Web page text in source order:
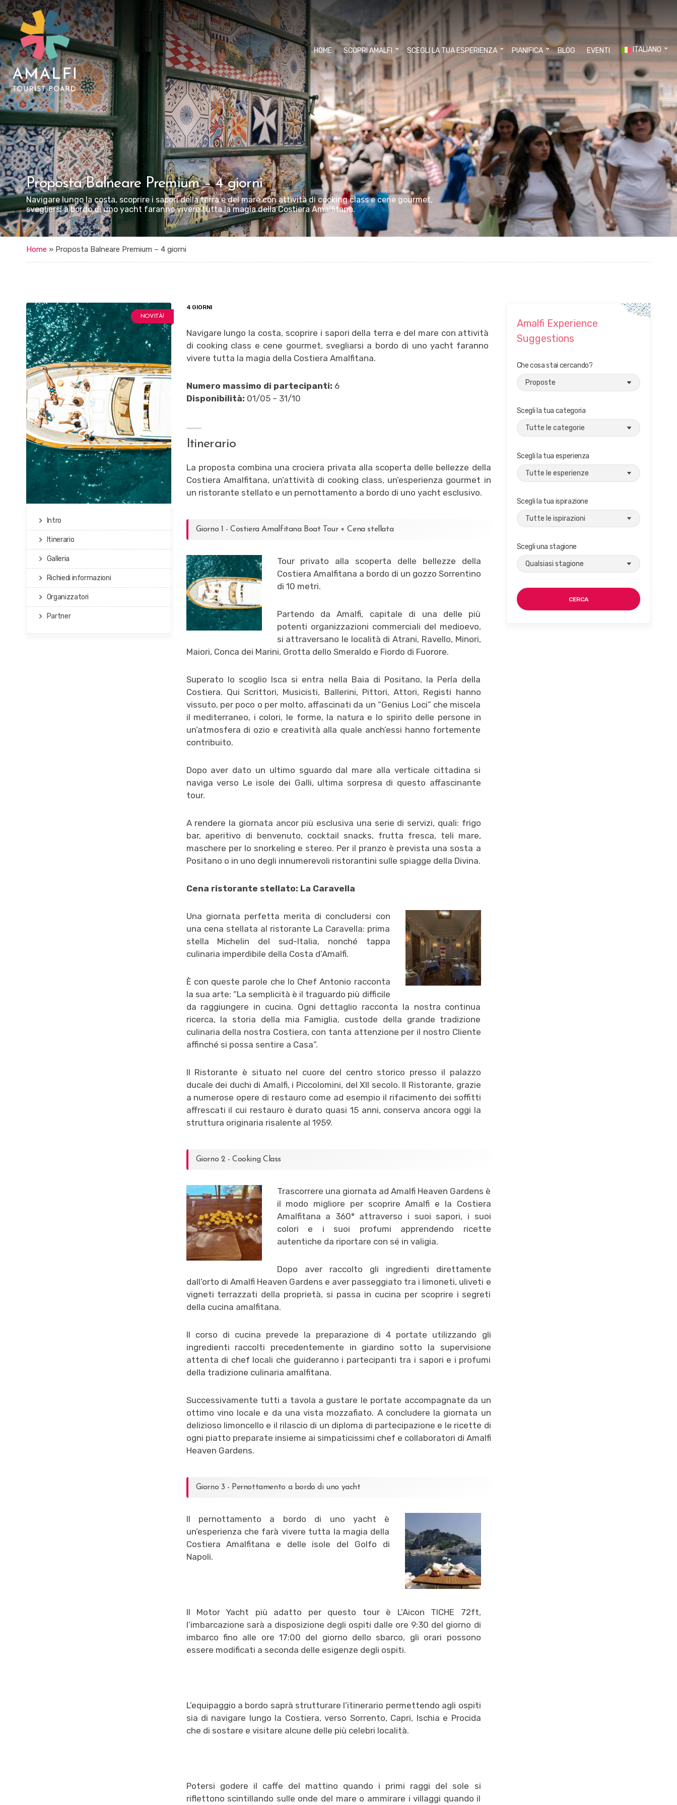
HOME SCOPRI AMALFI SCEGLI LA TUA ESPERIENZA PIANIFICA BLOG EVENTI ITALIANO
Proposta Balneare Premium – 4 giorni
Navigare lungo la costa, scoprire i sapori della terra e del mare con attività di cooking class e cene gourmet,
svegliarsi a bordo di uno yacht faranno vivere tutta la magia della Costiera Amalfitana.
Home » Proposta Balneare Premium – 4 giorni
NOVITÀ!
Intro
Itinerario
Galleria
Richiedi informazioni
Organizzatori
Partner
4 GIORNI
Navigare lungo la costa, scoprire i sapori della terra e del mare con attività
di cooking class e cene gourmet, svegliarsi a bordo di uno yacht faranno
vivere tutta la magia della Costiera Amalfitana.
Numero massimo di partecipanti: 6
Disponibilità: 01/05 – 31/10
Itinerario
La proposta combina una crociera privata alla scoperta delle bellezze della
Costiera Amalfitana, un’attività di cooking class, un’esperienza gourmet in
un ristorante stellato e un pernottamento a bordo di uno yacht esclusivo.
Giorno 1 - Costiera Amalfitana Boat Tour + Cena stellata
Tour privato alla scoperta delle bellezze della
Costiera Amalfitana a bordo di un gozzo Sorrentino
di 10 metri.
Partendo da Amalfi, capitale di una delle più
potenti organizzazioni commerciali del medioevo,
si attraversano le località di Atrani, Ravello, Minori,
Maiori, Conca dei Marini, Grotta dello Smeraldo e Fiordo di Fuorore.
Superato lo scoglio Isca si entra nella Baia di Positano, la Perla della
Costiera. Qui Scrittori, Musicisti, Ballerini, Pittori, Attori, Registi hanno
vissuto, per poco o per molto, affascinati da un “Genius Loci” che miscela
il mediterraneo, i colori, le forme, la natura e lo spirito delle persone in
un’atmosfera di ozio e creatività alla quale anch’essi hanno fortemente
contribuito.
Dopo aver dato un ultimo sguardo dal mare alla verticale cittadina si
naviga verso Le isole dei Galli, ultima sorpresa di questo affascinante
tour.
A rendere la giornata ancor più esclusiva una serie di servizi, quali: frigo
bar, aperitivo di benvenuto, cocktail snacks, frutta fresca, teli mare,
maschere per lo snorkeling e stereo. Per il pranzo è prevista una sosta a
Positano o in uno degli innumerevoli ristorantini sulle spiagge della Divina.
Cena ristorante stellato: La Caravella
Una giornata perfetta merita di concludersi con
una cena stellata al ristorante La Caravella: prima
stella Michelin del sud-Italia, nonché tappa
culinaria imperdibile della Costa d’Amalfi.
È con queste parole che lo Chef Antonio racconta
la sua arte: “La semplicità è il traguardo più difficile
da raggiungere in cucina. Ogni dettaglio racconta la nostra continua
ricerca, la storia della mia Famiglia, custode della grande tradizione
culinaria della nostra Costiera, con tanta attenzione per il nostro Cliente
affinché si possa sentire a Casa”.
Il Ristorante è situato nel cuore del centro storico presso il palazzo
ducale dei duchi di Amalfi, i Piccolomini, del XII secolo. Il Ristorante, grazie
a numerose opere di restauro come ad esempio il rifacimento dei soffitti
affrescati il cui restauro è durato quasi 15 anni, conserva ancora oggi la
struttura originaria risalente al 1959.
Giorno 2 - Cooking Class
Trascorrere una giornata ad Amalfi Heaven Gardens è
il modo migliore per scoprire Amalfi e la Costiera
Amalfitana a 360° attraverso i suoi sapori, i suoi
colori e i suoi profumi apprendendo ricette
autentiche da riportare con sé in valigia.
Dopo aver raccolto gli ingredienti direttamente
dall’orto di Amalfi Heaven Gardens e aver passeggiato tra i limoneti, uliveti e
vigneti terrazzati della proprietà, si passa in cucina per scoprire i segreti
della cucina amalfitana.
Il corso di cucina prevede la preparazione di 4 portate utilizzando gli
ingredienti raccolti precedentemente in giardino sotto la supervisione
attenta di chef locali che guideranno i partecipanti tra i sapori e i profumi
della tradizione culinaria amalfitana.
Successivamente tutti a tavola a gustare le portate accompagnate da un
ottimo vino locale e da una vista mozzafiato. A concludere la giornata un
delizioso limoncello e il rilascio di un diploma di partecipazione e le ricette di
ogni piatto preparate insieme ai simpaticissimi chef e collaboratori di Amalfi
Heaven Gardens.
Giorno 3 - Pernottamento a bordo di uno yacht
Il pernottamento a bordo di uno yacht è
un’esperienza che farà vivere tutta la magia della
Costiera Amalfitana e delle isole del Golfo di
Napoli.
Il Motor Yacht più adatto per questo tour è L’Aicon TICHE 72ft,
l’imbarcazione sarà a disposizione degli ospiti dalle ore 9:30 del giorno di
imbarco fino alle ore 17:00 del giorno dello sbarco, gli orari possono
essere modificati a seconda delle esigenze degli ospiti.
L’equipaggio a bordo saprà strutturare l’itinerario permettendo agli ospiti
sia di navigare lungo la Costiera, verso Sorrento, Capri, Ischia e Procida
che di sostare e visitare alcune delle più celebri località.
Potersi godere il caffe del mattino quando i primi raggi del sole si
riflettono scintillando sulle onde del mare o ammirare i villaggi quando il
Amalfi Experience
Suggestions
Che cosa stai cercando?
Scegli la tua categoria
Scegli la tua esperienza
Scegli la tua ispirazione
Scegli una stagione
CERCA